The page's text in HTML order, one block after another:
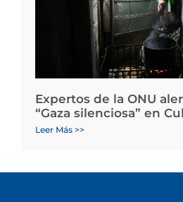
Expertos de la ONU
“Gaza silenciosa” en
Leer Más >>